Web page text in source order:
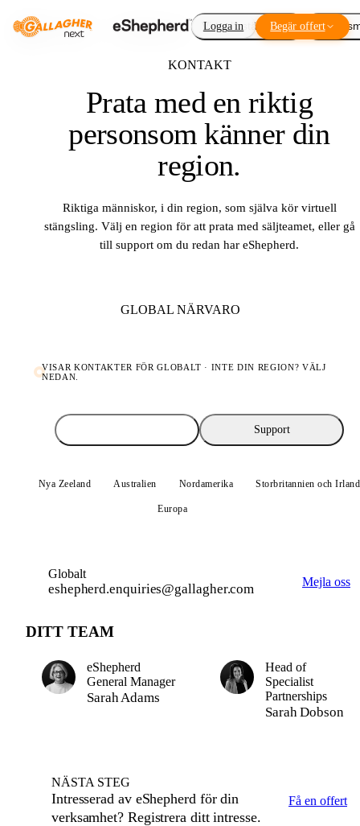
Virtuellt stängsel
Logga in Begär offert
KONTAKT
Prata med en riktig
personsom känner din
region.
Riktiga människor, i din region, som själva kör virtuell
stängsling. Välj en region för att prata med säljteamet, eller gå
till support om du redan har eShepherd.
GLOBAL NÄRVARO
VISAR KONTAKTER FÖRGLOBALT · INTE DIN REGION? VÄLJ
NEDAN.
Support
Nya Zeeland Australien Nordamerika Storbritannien och Irland
Europa
Globalt
eshepherd.enquiries@gallagher.com Mejla oss
DITT TEAM
eShepherd
General Manager
Sarah Adams
Head of
Specialist
Partnerships
Sarah Dobson
NÄSTA STEG
Intresserad av eShepherd för din
verksamhet? Registrera ditt intresse.
Få en offert